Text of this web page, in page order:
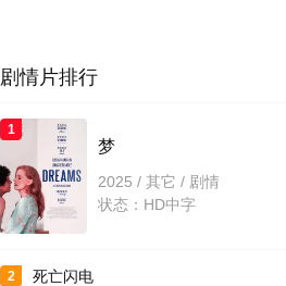
剧情片排行
1
梦
2025 / 其它 / 剧情
状态：HD中字
2 死亡闪电